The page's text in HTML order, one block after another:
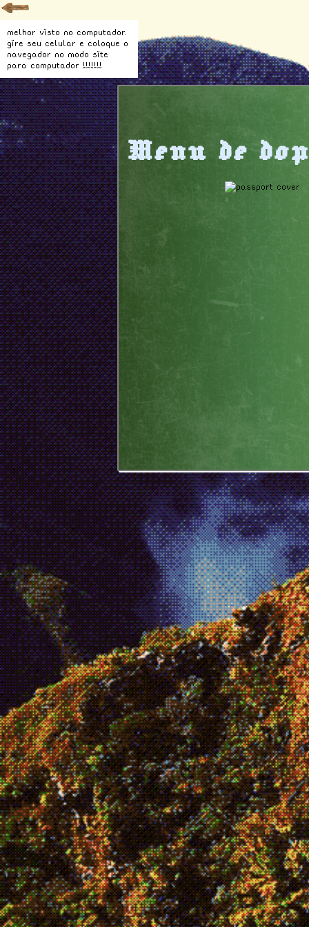
melhor visto no computador.
gire seu celular e coloque o
navegador no modo site
para computador !!!!!!!
Menu de